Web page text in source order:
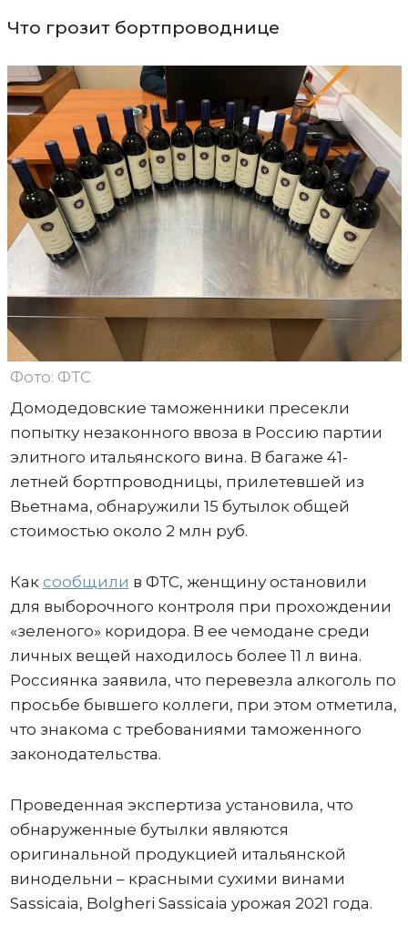
Что грозит бортпроводнице
Фото: ФТС
Домодедовские таможенники пресекли
попытку незаконного ввоза в Россию партии
элитного итальянского вина. В багаже 41-
летней бортпроводницы, прилетевшей из
Вьетнама, обнаружили 15 бутылок общей
стоимостью около 2 млн руб.
Как сообщили в ФТС, женщину остановили
для выборочного контроля при прохождении
«зеленого» коридора. В ее чемодане среди
личных вещей находилось более 11 л вина.
Россиянка заявила, что перевезла алкоголь по
просьбе бывшего коллеги, при этом отметила,
что знакома с требованиями таможенного
законодательства.
Проведенная экспертиза установила, что
обнаруженные бутылки являются
оригинальной продукцией итальянской
винодельни – красными сухими винами
Sassicaia, Bolgheri Sassicaia урожая 2021 года.